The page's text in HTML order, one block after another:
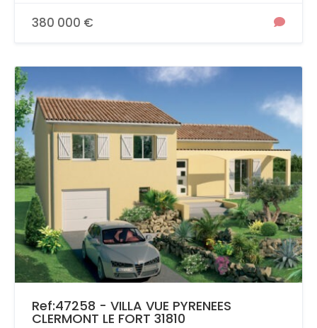
380 000 €
Ref:47258 - VILLA VUE PYRENEES
CLERMONT LE FORT 31810